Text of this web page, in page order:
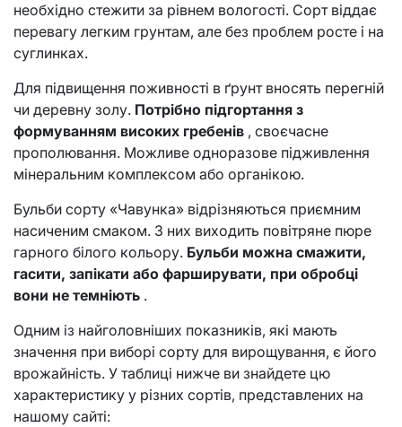
необхідно стежити за рівнем вологості. Сорт віддає
перевагу легким грунтам, але без проблем росте і на
суглинках.
Для підвищення поживності в ґрунт вносять перегній
чи деревну золу. Потрібно підгортання з
формуванням високих гребенів , своєчасне
прополювання. Можливе одноразове підживлення
мінеральним комплексом або органікою.
Бульби сорту «Чавунка» відрізняються приємним
насиченим смаком. З них виходить повітряне пюре
гарного білого кольору. Бульби можна смажити,
гасити, запікати або фарширувати, при обробці
вони не темніють .
Одним із найголовніших показників, які мають
значення при виборі сорту для вирощування, є його
врожайність. У таблиці нижче ви знайдете цю
характеристику у різних сортів, представлених на
нашому сайті: